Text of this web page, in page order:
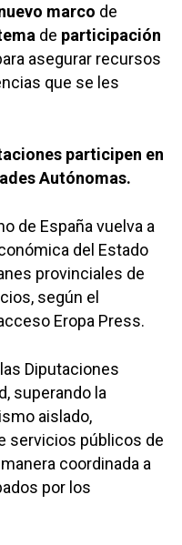
marco de
de participación
asegurar recursos
que se les
participen en
Autónomas.
de España vuelva a
del Estado
provinciales de
según el
Eropa Press.
Diputaciones
superando la
aislado,
servicios públicos de
coordinada a
por los